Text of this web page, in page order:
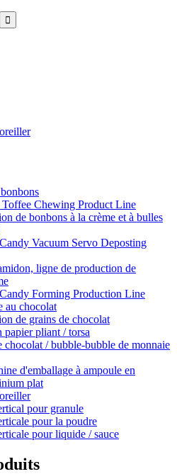
Chewing Product Line
de bonbons à la crème et à bulles
Vacuum Servo Deposting
ligne de production de
Forming Production Line
au chocolat
de grains de chocolat
papier pliant / torsa
chocolat / bubble-bubble de monnaie
d'emballage à ampoule en
plat
pour granule
pour la poudre
pour liquide / sauce